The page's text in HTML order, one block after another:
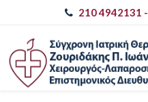
210 4942131